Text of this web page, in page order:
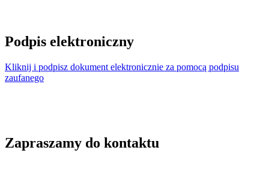
Podpis elektroniczny
Kliknij i podpisz dokument elektronicznie za pomocą podpisu
zaufanego
Zapraszamy do kontaktu